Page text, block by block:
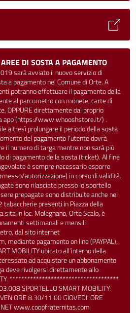
DI SOSTA A PAGAMENTO
sarà avviato il nuovo servizio di
a pagamento nel Comune di Orte. A
potranno effettuare il pagamento della
al parcometro con monete, carte di
OPPURE direttamente dal proprio
app (https://www.whooshstore.it/) .
altresì prolungare il periodo della sosta
del pagamento l’utente dovrà
il numero di targa mentre non sarà più
di pagamento della sosta (ticket). Al fine
è sempre necessario esporre
autorizzazione) in corso di validità.
sono rilasciate presso lo sportello
prepagate sono distribuite anche nel
presenti in Piazza della
sita in loc. Molegnano, Orte Scalo, è
settimanali e mensili
dal sito internet
mediante pagamento on line (PAYPAL),
MOBILITY ubicato all’interno della
ad acquistare un abbonamento
deve rivolgersi direttamente allo
*************************************
SPORTELLO SMART MOBILITY:
ORE 8.30/11.00 GIOVEDI’ ORE
www.coopfraternitas.com